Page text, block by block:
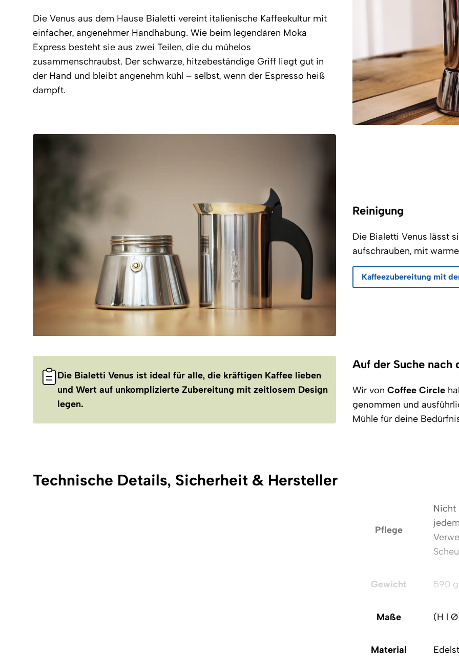
Die Venus aus dem Hause Bialetti vereint italienische Kaffeekultur mit
einfacher, angenehmer Handhabung. Wie beim legendären Moka
Express besteht sie aus zwei Teilen, die du mühelos
zusammenschraubst. Der schwarze, hitzebeständige Griff liegt gut in
der Hand und bleibt angenehm kühl – selbst, wenn der Espresso heiß
dampft.
Reinigung
Die Bialetti Venus lässt
aufschrauben, mit
Kaffeezubereitung mit
Die Bialetti Venus ist ideal für alle, die kräftigen Kaffee lieben
und Wert auf unkomplizierte Zubereitung mit zeitlosem Design
legen.
Auf der Suche nach
Wir von Coffee Circle
genommen und
Mühle für deine
Technische Details, Sicherheit & Hersteller
Pflege
Nicht
Gewicht 590 g
Maße (H l
Material